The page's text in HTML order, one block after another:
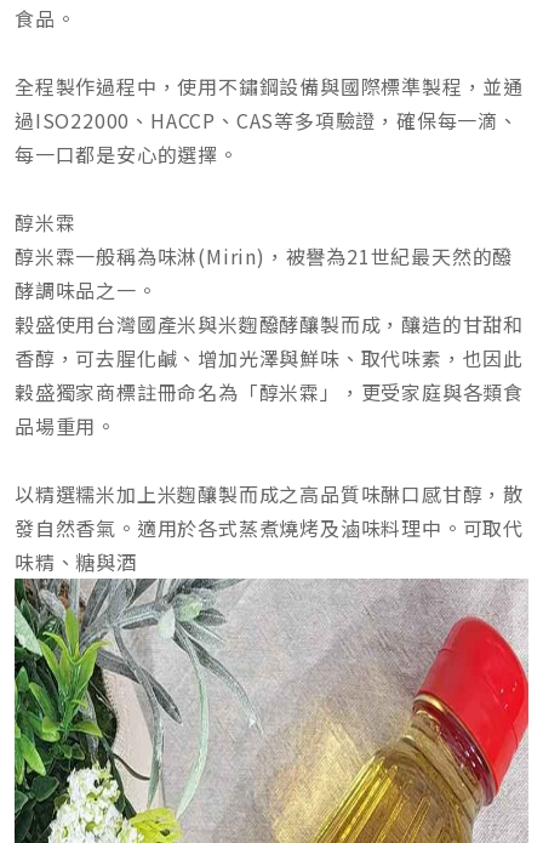
食品。
全程製作過程中，使用不鏽鋼設備與國際標準製程，並通
過ISO22000、HACCP、CAS等多項驗證，確保每一滴、
每一口都是安心的選擇。
醇米霖
醇米霖一般稱為味淋(Mirin)，被譽為21世紀最天然的醱
酵調味品之一。
榖盛使用台灣國產米與米麴醱酵釀製而成，釀造的甘甜和
香醇，可去腥化鹹、增加光澤與鮮味、取代味素，也因此
穀盛獨家商標註冊命名為「醇米霖」，更受家庭與各類食
品場重用。
以精選糯米加上米麴釀製而成之高品質味醂口感甘醇，散
發自然香氣。適用於各式蒸煮燒烤及滷味料理中。可取代
味精、糖與酒